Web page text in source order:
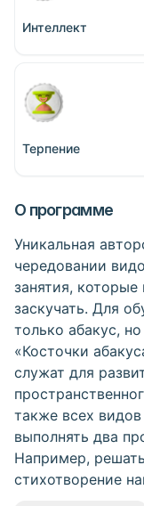
Интеллект
Терпение
О программе
Уникальная
чередовании
занятия,
заскучать. Для
только абакус,
«Косточки
служат для
также всех
выполнять два
Например,
стихотворение